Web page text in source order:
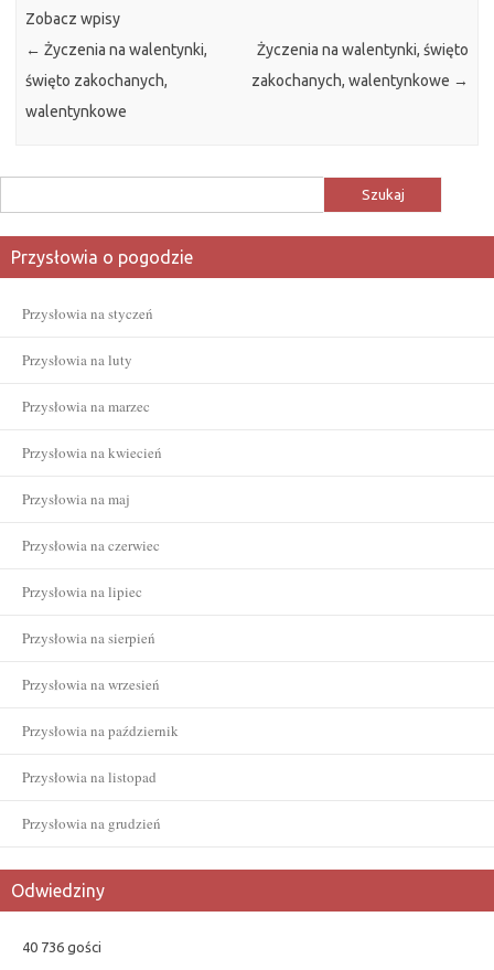
Zobacz wpisy
← Życzenia na walentynki,
święto zakochanych,
walentynkowe
Życzenia na walentynki, święto
zakochanych, walentynkowe →
Przysłowia o pogodzie
Przysłowia na styczeń
Przysłowia na luty
Przysłowia na marzec
Przysłowia na kwiecień
Przysłowia na maj
Przysłowia na czerwiec
Przysłowia na lipiec
Przysłowia na sierpień
Przysłowia na wrzesień
Przysłowia na październik
Przysłowia na listopad
Przysłowia na grudzień
Odwiedziny
40 736 gości